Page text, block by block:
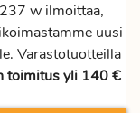
w ilmoittaa,
uusi
Varastotuotteilla
toimitus yli 140 €